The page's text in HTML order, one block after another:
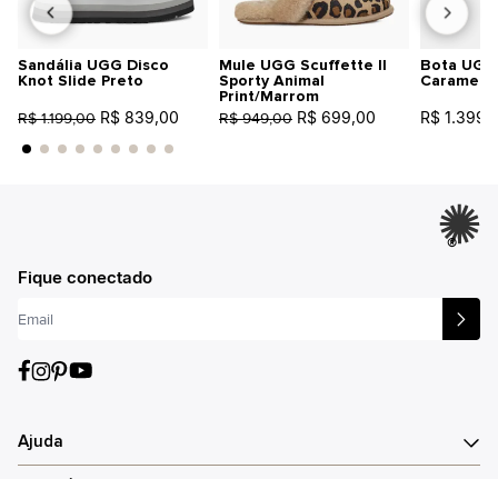
Sandália UGG Disco
Knot Slide Preto
R$ 1.199,00 R$ 839,00
Mule UGG Scuffette II
Sporty Animal
Print/Marrom
R$ 949,00 R$ 699,00
Bota
Caramelo
R$
®
Fique conectado
Ajuda